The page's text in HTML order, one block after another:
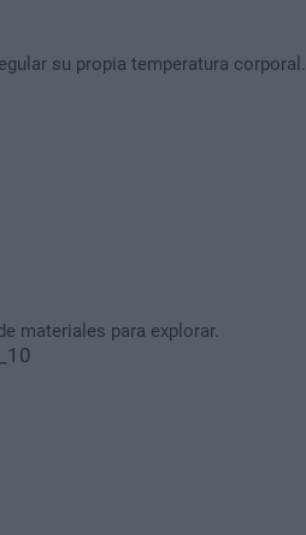
su propia temperatura corporal.
materiales para explorar.